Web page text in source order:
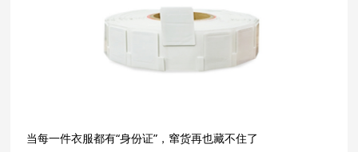
当每一件衣服都有“身份证”，窜货再也藏不住了